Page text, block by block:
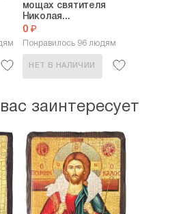
мощах святителя
Николая...
0 ₽
Понравилось 96 людям
НЕТ В НАЛИЧИИ
заинтересует